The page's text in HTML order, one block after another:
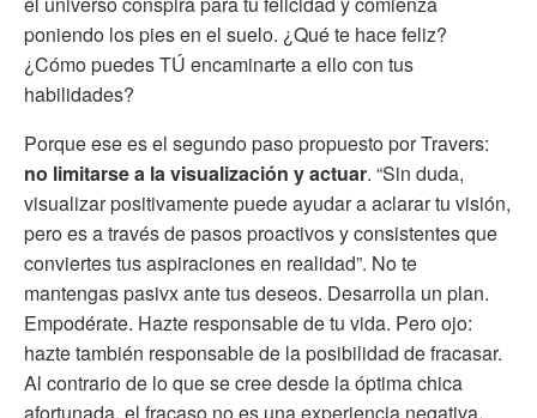
poniendo los pies en el suelo. ¿Qué te hace feliz?
¿Cómo puedes TÚ encaminarte a ello con tus
habilidades?
Porque ese es el segundo paso propuesto por Travers:
no limitarse a la visualización y actuar. “Sin duda,
visualizar positivamente puede ayudar a aclarar tu visión,
pero es a través de pasos proactivos y consistentes que
conviertes tus aspiraciones en realidad”. No te
mantengas pasivx ante tus deseos. Desarrolla un plan.
Empodérate. Hazte responsable de tu vida. Pero ojo:
hazte también responsable de la posibilidad de fracasar.
Al contrario de lo que se cree desde la óptima chica